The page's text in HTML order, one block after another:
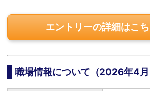
エントリーの詳細はこ
職場情報について（2026年4月